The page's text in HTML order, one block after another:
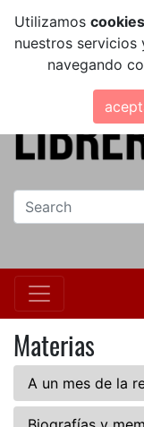
Utilizamos cookies
nuestros servicios
navegando
Materias
A un mes de la